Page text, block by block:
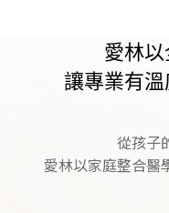
愛林
讓專業有
從孩子
愛林以家庭整合醫